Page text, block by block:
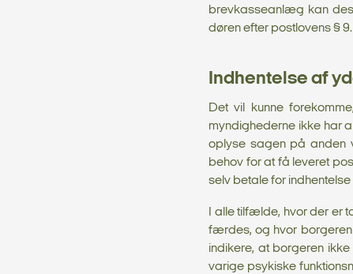
brevkasseanlæg kan
døren efter postlovens § 9.
Indhentelse af
Det vil kunne
myndighederne ikke har
oplyse sagen på anden
behov for at få leveret
selv betale for
I alle tilfælde, hvor der er
færdes, og hvor borgeren
indikere, at borgeren
varige psykiske